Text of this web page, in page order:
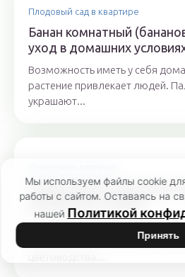
Плодовый сад в квартире
Банан комнатный
уход в домашних
Возможность иметь у себя дома
растение привлекает людей.
украшают...
Пальма арека
домашних условиях
Сложное латинское название
немногие, само оно хорошо
Мы используем файлы cookie
работы с сайтом. Оставаясь на
нашей Политикой
Принять